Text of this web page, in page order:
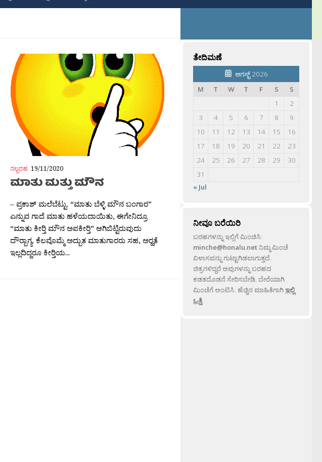
ನಲ್ಬರಹ 19/11/2020
ಮಾತು ಮತ್ತು ಮೌನ
– ಪ್ರಕಾಶ್ ಮಲೆಬೆಟ್ಟು. “ಮಾತು ಬೆಳ್ಳಿ ಮೌನ ಬಂಗಾರ”
ಎನ್ನುವ ಗಾದೆ ಮಾತು ಹಳೆಯದಾಯಿತು, ಈಗೇನಿದ್ರೂ
“ಮಾತು ಕೀರ‍್ತಿ ಮೌನ ಅಪಕೀರ‍್ತಿ” ಆಗಿಬಿಟ್ಟಿರುವುದು
ದೌರ‍್ಬಾಗ್ಯ. ಕೆಲವೊಮ್ಮೆ ಅದ್ಬುತ ಮಾತುಗಾರರು ಸಹ, ಅರ‍್ಹತೆ
ಇಲ್ಲದಿದ್ದರೂ ಕೀರ‍್ತಿಯ...
ತೇದಿಮಣೆ
ಆಗಸ್ಟ್ 2026
M
T W T F S
S
1
2
3
4 5 6 7 8
9
10
11 12 13 14 15
16
17
18 19 20 21 22
23
24
25 26 27 28 29
30
31
« Jul
ನೀವೂ ಬರೆಯಿರಿ
ಬರಹಗಳನ್ನು ಇಲ್ಲಿಗೆ ಮಿಂಚಿಸಿ:
minche@honalu.netನಿಮ್ಮ ಮಿಂಚೆ
ವಿಳಾಸವನ್ನು ಗುಟ್ಟಾಗಿಡಲಾಗುತ್ತದೆ.
ಚಿತ್ರಗಳಿದ್ದರೆ ಅವುಗಳನ್ನು ಬರಹದ
ಕಡತದೊಡನೆ ಸೇರಿಸಬೇಡಿ, ಬೇರೆಯಾಗಿ
ಮಿಂಚೆಗೆ ಅಂಟಿಸಿ. ಹೆಚ್ಚಿನ ಮಾಹಿತಿಗಾಗಿಇಲ್ಲಿ
ಒತ್ತಿ.